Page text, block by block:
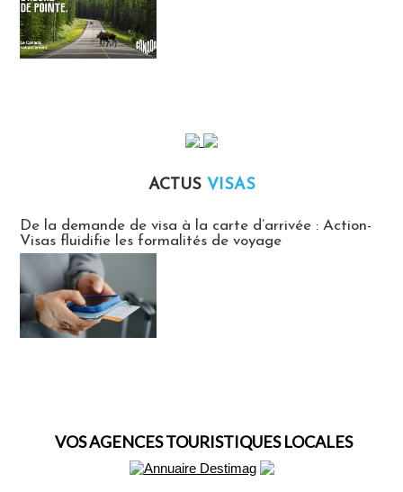
ACTUS VISAS
De la demande de visa à la carte d’arrivée : Action-
Visas fluidifie les formalités de voyage
VOS AGENCES TOURISTIQUES LOCALES